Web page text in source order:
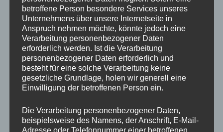
vlnr: Klaus Hallert, Alexander Simon, Markus Pfeil, Jens Keidel
Bei der Jahreshauptversammlung des SV Bommersheim
Ämtern bestätigt.Vorsitzender bleibtAlexander Simon
stehtJens Keidelweiter als Stellvertreter zur Seite. Ihre Posten
betroffene Person besondere Services unseres
Unternehmens über unsere Internetseite in
Anspruch nehmen möchte, könnte jedoch eine
Verarbeitung personenbezogener Daten
erforderlich werden. Ist die Verarbeitung
personenbezogener Daten erforderlich und
besteht für eine solche Verarbeitung keine
gesetzliche Grundlage, holen wir generell eine
Einwilligung der betroffenen Person ein.
Die Verarbeitung personenbezogener Daten,
beispielsweise des Namens, der Anschrift, E-Mail-
Adresse oder Telefonnummer einer betroffenen